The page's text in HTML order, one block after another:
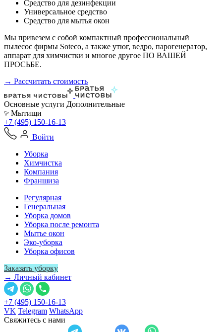
Средство для дезинфекции
Универсальное средство
Средство для мытья окон
Мы привезем с собой компактный профессиональный
пылесос фирмы Soteco, а также утюг, ведро, парогенератор,
аппарат для химчистки и многое другое ПО ВАШЕЙ
ПРОСЬБЕ.
→ Рассчитать стоимость
Основные услуги Дополнительные
Мытищи
+7 (495) 150-16-13
Войти
Уборка
Химчистка
Компания
Франшиза
Регулярная
Генеральная
Уборка домов
Уборка после ремонта
Мытье окон
Эко-уборка
Уборка офисов
Заказать уборку
→ Личный кабинет
+7 (495) 150-16-13
VK Telegram WhatsApp
Свяжитесь с нами